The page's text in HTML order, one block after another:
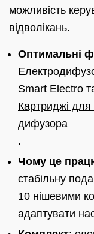
можливість
відволікань.
Оптимальні
Smart Electro
Картриджі для
дифузора
.
Чому це
стабільну
10 нішевими
адаптувати